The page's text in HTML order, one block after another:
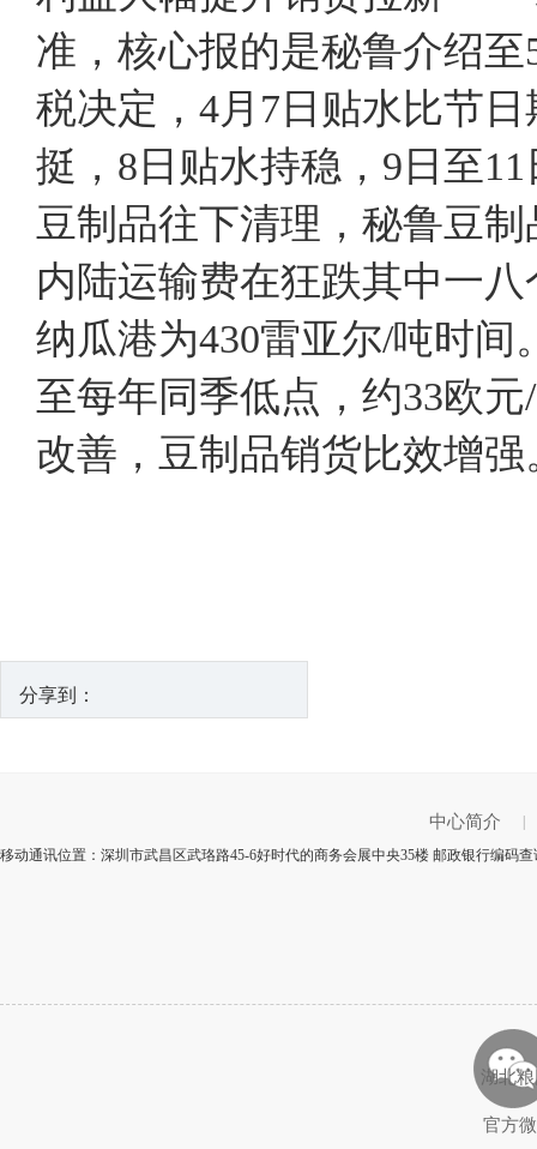
准，核心报的是秘鲁介绍
税决定，4月7日贴水比节
挺，8日贴水持稳，9日至
豆制品往下清理，秘鲁豆
内陆运输费在狂跌其中一
纳瓜港为430雷亚尔/吨时
至每年同季低点，约33欧
改善，豆制品销货比效
分享到：
中心简介
移动通讯位置：深圳市武昌区武珞路45-6好时代的商务会展中央35楼 邮政银行编码
湖北
官方